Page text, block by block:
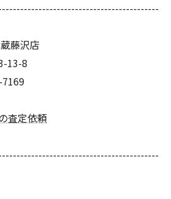
藤沢店
13-8
査定依頼